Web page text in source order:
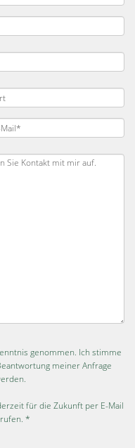
genommen. Ich stimme
meiner Anfrage
für die Zukunft per E-Mail
*